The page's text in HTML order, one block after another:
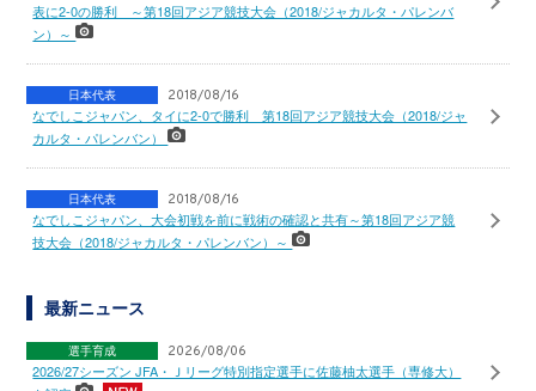
表に2-0の勝利 ～第18回アジア競技大会（2018/ジャカルタ・パレンバ
ン）～
日本代表 2018/08/16
なでしこジャパン、タイに2-0で勝利 第18回アジア競技大会（2018/ジャ
カルタ・パレンバン）
日本代表 2018/08/16
なでしこジャパン、大会初戦を前に戦術の確認と共有～第18回アジア競
技大会（2018/ジャカルタ・パレンバン）～
最新ニュース
選手育成 2026/08/06
2026/27シーズン JFA・Ｊリーグ特別指定選手に佐藤柚太選手（専修大）